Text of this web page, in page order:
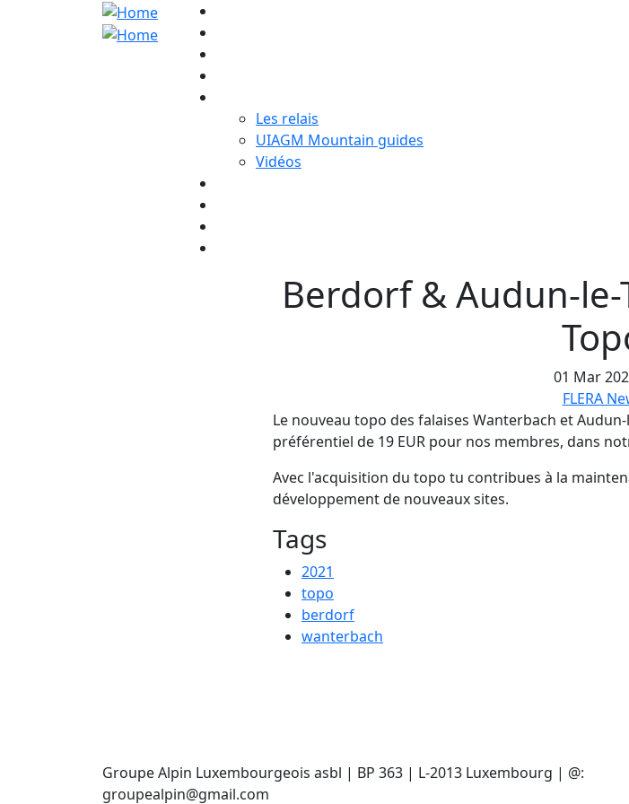
Main navigation
Les relais
UIAGM Mountain guides
Vidéos
Berdorf & Audun-
01 Mar
FLERA
Le nouveau topo des falaises Wanterbach et
préférentiel de 19 EUR pour nos membres, dans
Avec l'acquisition du topo tu contribues à la
développement de nouveaux sites.
Tags
2021
topo
berdorf
wanterbach
Groupe Alpin Luxembourgeois asbl | BP 363 | L-2013 Luxembourg | @:
groupealpin@gmail.com